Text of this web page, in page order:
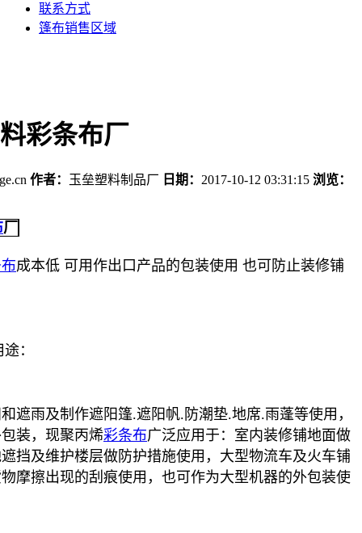
联系方式
篷布销售区域
彩条布厂
作者： 玉垒塑料制品厂 日期： 2017-10-12 03:31:15 浏览：
厂
成本低 可用作出口产品的包装使用 也可防止装修铺
：
遮雨及制作遮阳篷.遮阳帆.防潮垫.地席.雨蓬等使用，
装，现聚丙烯彩条布广泛应用于：室内装修铺地面做
挡及维护楼层做防护措施使用，大型物流车及火车铺
摩擦出现的刮痕使用，也可作为大型机器的外包装使